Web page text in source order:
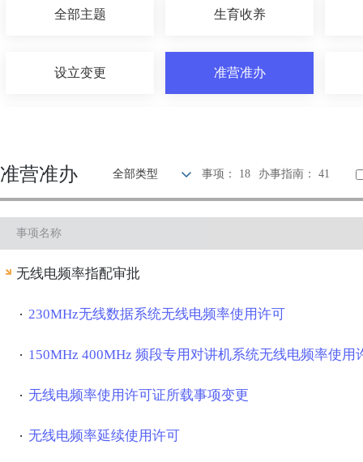
全部主题 生育收养
设立变更 准营准办
环保绿化 文化体育
其他
准营准办 全部类型 事项： 18 办事指南： 41
事项名称
无线电频率指配审批
230MHz无线数据系统无线电频率使用许可
150MHz 400MHz 频段专用对讲机系统无线电频率使用
无线电频率使用许可证所载事项变更
无线电频率延续使用许可